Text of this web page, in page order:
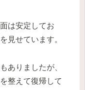
は安定してお
見せています。
ありましたが、
整えて復帰して